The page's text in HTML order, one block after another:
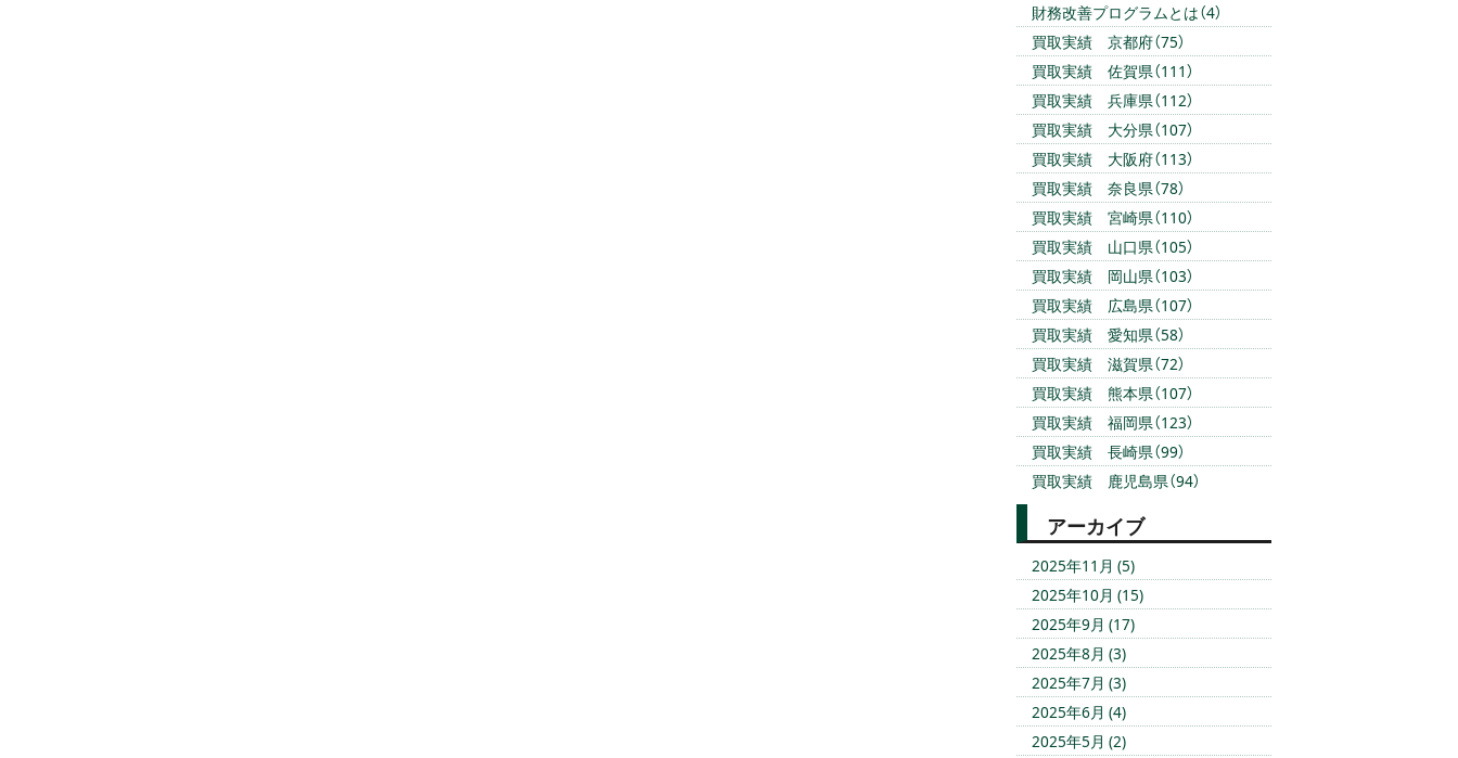
財務改善プログラムとは（4）
買取実績 京都府（75）
買取実績 佐賀県（111）
買取実績 兵庫県（112）
買取実績 大分県（107）
買取実績 大阪府（113）
買取実績 奈良県（78）
買取実績 宮崎県（110）
買取実績 山口県（105）
買取実績 岡山県（103）
買取実績 広島県（107）
買取実績 愛知県（58）
買取実績 滋賀県（72）
買取実績 熊本県（107）
買取実績 福岡県（123）
買取実績 長崎県（99）
買取実績 鹿児島県（94）
アーカイブ
2025年11月 (5)
2025年10月 (15)
2025年9月 (17)
2025年8月 (3)
2025年7月 (3)
2025年6月 (4)
2025年5月 (2)